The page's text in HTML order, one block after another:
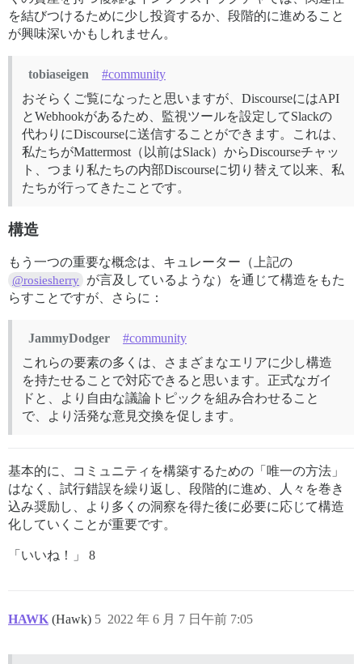
を結びつけるために少し投資するか、段階的に進めること
が興味深いかもしれません。
tobiaseigen
#community
おそらくご覧になったと思いますが、DiscourseにはAPI
とWebhookがあるため、監視ツールを設定してSlackの
代わりにDiscourseに送信することができます。これは、
私たちがMattermost（以前はSlack）からDiscourseチャッ
ト、つまり私たちの内部Discourseに切り替えて以来、私
たちが行ってきたことです。
構造
もう一つの重要な概念は、キュレーター（上記の
@rosiesherry
が言及しているような）を通じて構造をもた
らすことですが、さらに：
JammyDodger
#community
これらの要素の多くは、さまざまなエリアに少し構造
を持たせることで対応できると思います。正式なガイ
ドと、より自由な議論トピックを組み合わせること
で、より活発な意見交換を促します。
基本的に、コミュニティを構築するための「唯一の方法」
はなく、試行錯誤を繰り返し、段階的に進め、人々を巻き
込み奨励し、より多くの洞察を得た後に必要に応じて構造
化していくことが重要です。
「いいね！」 8
HAWK (Hawk) 2022 年 6 月 7 日午前 7:05
5